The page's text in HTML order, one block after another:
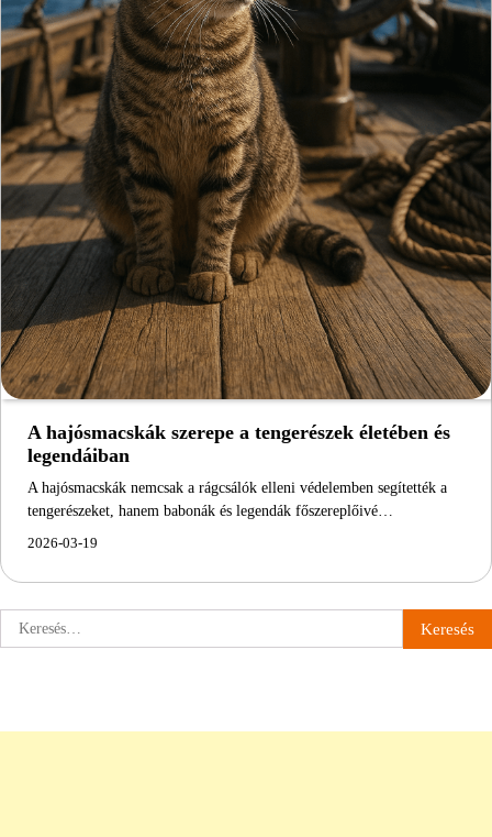
A hajósmacskák szerepe a tengerészek életében és
legendáiban
A hajósmacskák nemcsak a rágcsálók elleni védelemben segítették a
tengerészeket, hanem babonák és legendák főszereplőivé…
2026-03-19
Keresés: